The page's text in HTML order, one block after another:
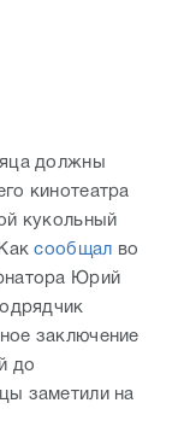
должны
кинотеатра
кукольный
сообщал во
Юрий
заключение
до
заметили на